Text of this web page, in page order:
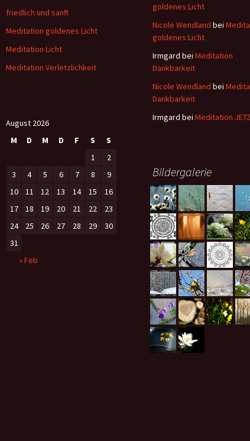
friedlich und sanft
Meditation goldenes Licht
Meditation Licht
Meditation Verletzlichkeit
goldenes Licht
Nicole Wendland bei
goldenes Licht
Irmgard bei Meditation
Dankbarkeit
Nicole Wendland bei
Dankbarkeit
Irmgard bei Meditation
August 2026
M
D M D F S
S
1
2
3
4 5 6 7 8
9
10
11 12 13 14 15
16
17
18 19 20 21 22
23
24
25 26 27 28 29
30
31
« Feb
Bildergalerie